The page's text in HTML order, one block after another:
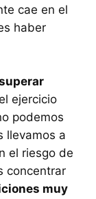
cae en el
haber
ejercicio
podemos
llevamos a
el riesgo de
concentrar
muy